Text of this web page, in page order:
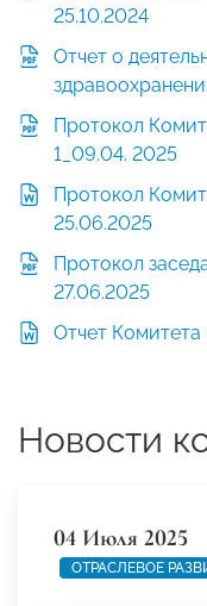
25.10.2024
Отчет о
Протокол
1_09.04. 2025
Протокол
25.06.2025
Протокол
27.06.2025
Отчет Комитета
Новости
04 Июля 2025
ОТРАСЛЕВОЕ